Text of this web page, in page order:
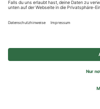
© 2026 REWE